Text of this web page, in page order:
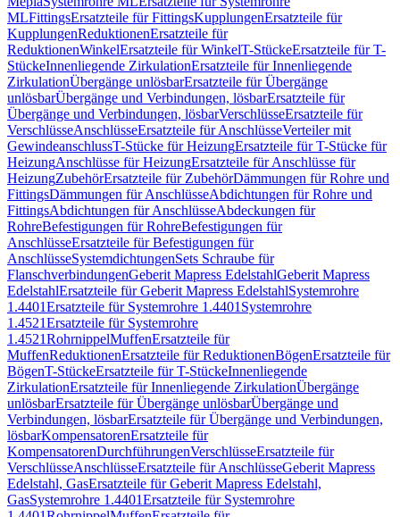
MLFittingsErsatzteile für FittingsKupplungenErsatzteile für
KupplungenReduktionenErsatzteile für
ReduktionenWinkelErsatzteile für WinkelT-StückeErsatzteile für T-
StückeInnenliegende ZirkulationErsatzteile für Innenliegende
ZirkulationÜbergänge unlösbarErsatzteile für Übergänge
unlösbarÜbergänge und Verbindungen, lösbarErsatzteile für
Übergänge und Verbindungen, lösbarVerschlüsseErsatzteile für
VerschlüsseAnschlüsseErsatzteile für AnschlüsseVerteiler mit
GewindeanschlussT-Stücke für HeizungErsatzteile für T-Stücke für
HeizungAnschlüsse für HeizungErsatzteile für Anschlüsse für
HeizungZubehörErsatzteile für ZubehörDämmungen für Rohre und
FittingsDämmungen für AnschlüsseAbdichtungen für Rohre und
FittingsAbdichtungen für AnschlüsseAbdeckungen für
RohreBefestigungen für RohreBefestigungen für
AnschlüsseErsatzteile für Befestigungen für
AnschlüsseSystemdichtungenSets Schraube für
FlanschverbindungenGeberit Mapress EdelstahlGeberit Mapress
EdelstahlErsatzteile für Geberit Mapress EdelstahlSystemrohre
1.4401Ersatzteile für Systemrohre 1.4401 Systemrohre
1.4521Ersatzteile für Systemrohre
1.4521RohrnippelMuffenErsatzteile für
MuffenReduktionenErsatzteile für ReduktionenBögenErsatzteile für
BögenT-StückeErsatzteile für T-StückeInnenliegende
ZirkulationErsatzteile für Innenliegende ZirkulationÜbergänge
unlösbarErsatzteile für Übergänge unlösbarÜbergänge und
Verbindungen, lösbarErsatzteile für Übergänge und Verbindungen,
lösbarKompensatorenErsatzteile für
KompensatorenDurchführungenVerschlüsseErsatzteile für
VerschlüsseAnschlüsseErsatzteile für AnschlüsseGeberit Mapress
Edelstahl, GasErsatzteile für Geberit Mapress Edelstahl,
GasSystemrohre 1.4401Ersatzteile für Systemrohre